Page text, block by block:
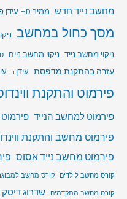
מחשב נייד חדש ממיר HD עידן פלוס
מסך כחול במחשב
ניקוי מחשב נייד ניקוי מחשב נייח
עזרה בהתקנת מדפסת עידן+
פירמוט והתקנת ווינדוס
פירמוט למחשב הנייד
פירמוט מחשב והתקנת
פירמוט מחשב נייד אסוס
קורס מחשב לילדים
קורס מחשב
קורס מחשב מתקדמים
שדרוג